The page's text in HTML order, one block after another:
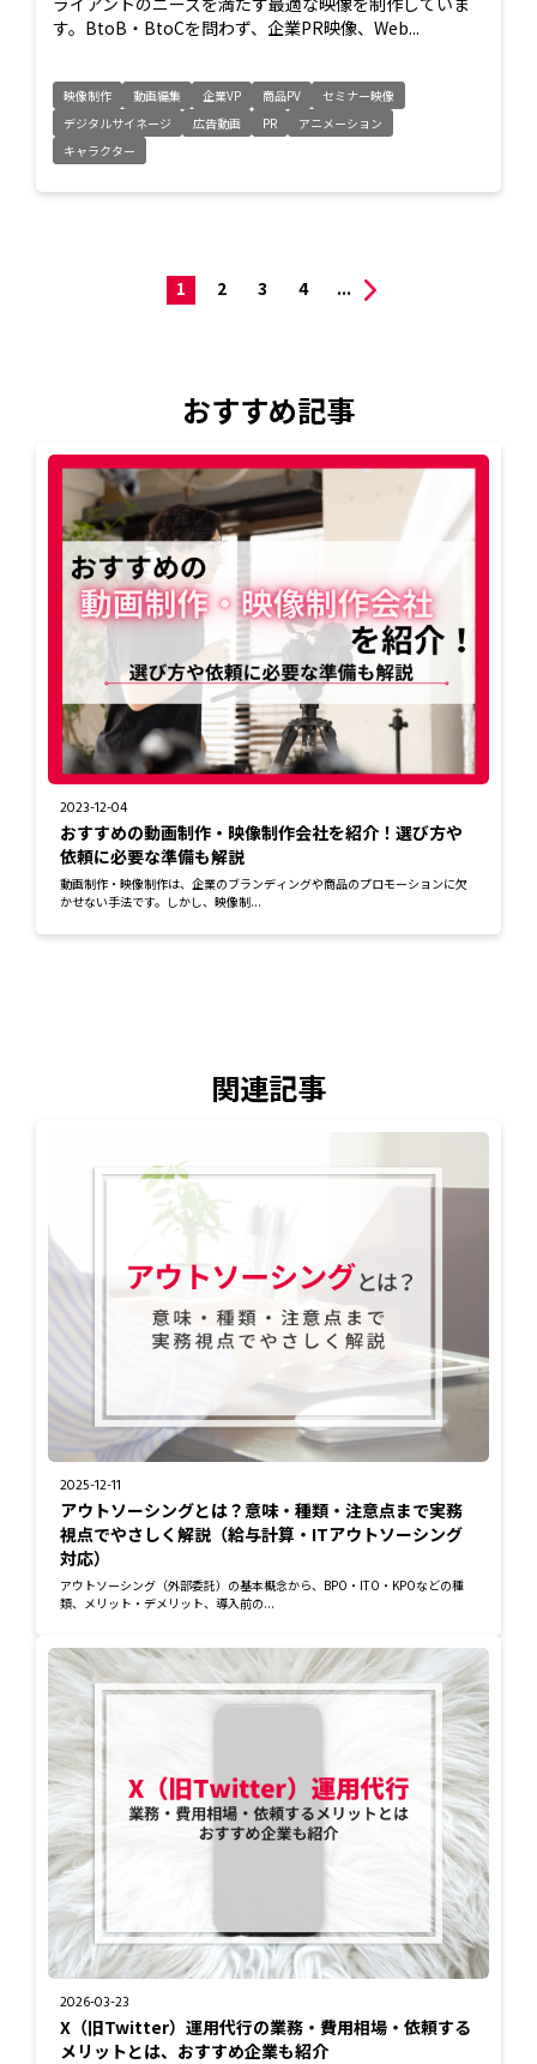
す。BtoB・BtoCを問わず、企業PR映像、Web...
映像制作 動画編集 企業VP 商品PV
セミナー映像
デジタルサイネージ
広告動画 PR
アニメーション
キャラクター
1 2 3 4 ...
おすすめ記事
2023-12-04
おすすめの動画制作・映像制作会社を紹介！選び方や
依頼に必要な準備も解説
動画制作・映像制作は、企業のブランディングや商品のプロモーションに欠
かせない手法です。しかし、映像制...
関連記事
2025-12-11
アウトソーシングとは？意味・種類・注意点まで実務
視点でやさしく解説（給与計算・ITアウトソーシング
対応）
アウトソーシング（外部委託）の基本概念から、BPO・ITO・KPOなどの種
類、メリット・デメリット、導入前の...
2026-03-23
X（旧Twitter）運用代行の業務・費用相場・依頼する
メリットとは、おすすめ企業も紹介